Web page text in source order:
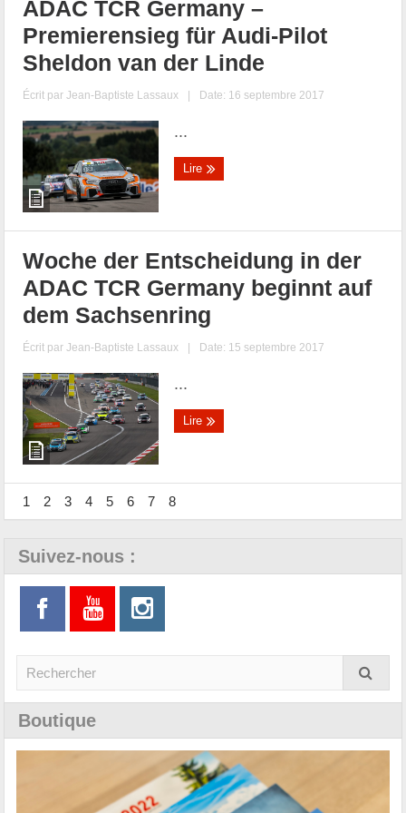
ADAC TCR Germany –
Premierensieg für Audi-Pilot
Sheldon van der Linde
Écrit parJean-Baptiste Lassaux | Date: 16 septembre 2017
...
Lire
Woche der Entscheidung in der
ADAC TCR Germany beginnt auf
dem Sachsenring
Écrit parJean-Baptiste Lassaux | Date: 15 septembre 2017
...
Lire
1 2 3 4 5 6 7 8
Suivez-nous :
Boutique